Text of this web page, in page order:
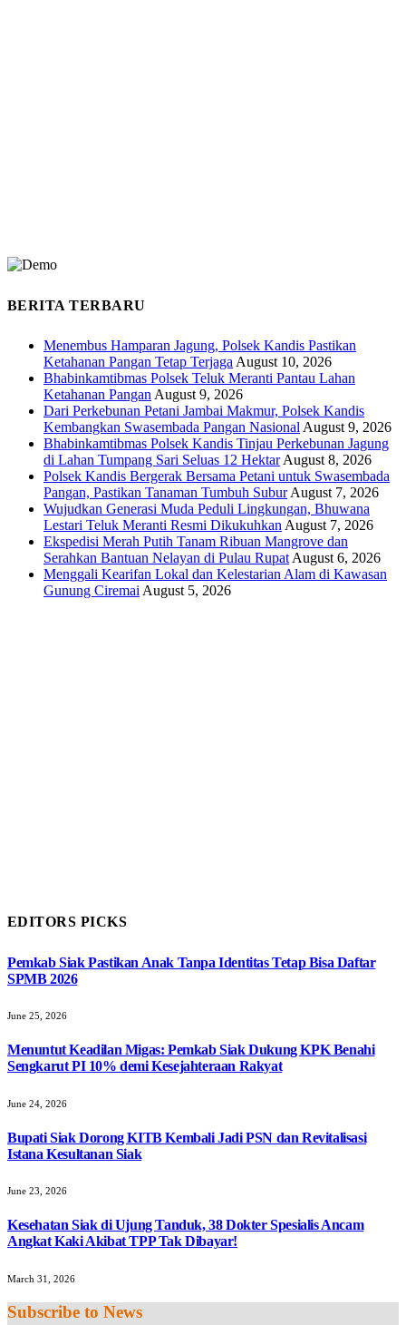
BERITA TERBARU
Menembus Hamparan Jagung, Polsek Kandis Pastikan
Ketahanan Pangan Tetap Terjaga August 10, 2026
Bhabinkamtibmas Polsek Teluk Meranti Pantau Lahan
Ketahanan Pangan August 9, 2026
Dari Perkebunan Petani Jambai Makmur, Polsek Kandis
Kembangkan Swasembada Pangan Nasional August 9, 2026
Bhabinkamtibmas Polsek Kandis Tinjau Perkebunan Jagung
di Lahan Tumpang Sari Seluas 12 Hektar August 8, 2026
Polsek Kandis Bergerak Bersama Petani untuk Swasembada
Pangan, Pastikan Tanaman Tumbuh Subur August 7, 2026
Wujudkan Generasi Muda Peduli Lingkungan, Bhuwana
Lestari Teluk Meranti Resmi Dikukuhkan August 7, 2026
Ekspedisi Merah Putih Tanam Ribuan Mangrove dan
Serahkan Bantuan Nelayan di Pulau Rupat August 6, 2026
Menggali Kearifan Lokal dan Kelestarian Alam di Kawasan
Gunung Ciremai August 5, 2026
EDITORS PICKS
Pemkab Siak Pastikan Anak Tanpa Identitas Tetap Bisa Daftar
SPMB 2026
June 25, 2026
Menuntut Keadilan Migas: Pemkab Siak Dukung KPK Benahi
Sengkarut PI 10% demi Kesejahteraan Rakyat
June 24, 2026
Bupati Siak Dorong KITB Kembali Jadi PSN dan Revitalisasi
Istana Kesultanan Siak
June 23, 2026
Kesehatan Siak di Ujung Tanduk, 38 Dokter Spesialis Ancam
Angkat Kaki Akibat TPP Tak Dibayar!
March 31, 2026
Subscribe to News